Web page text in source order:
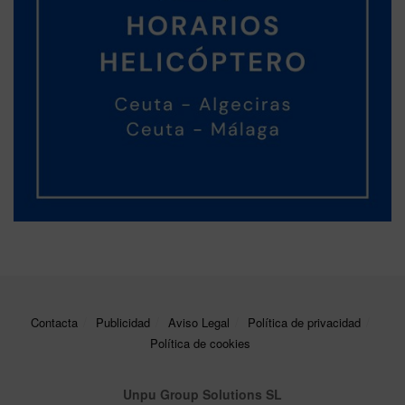
Contacta Publicidad Aviso Legal
Política de privacidad
Política de cookies
Unpu Group Solutions SL